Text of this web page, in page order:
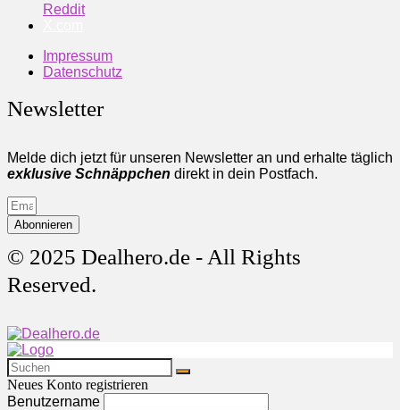
Reddit
Impressum
Datenschutz
Newsletter
Melde dich jetzt für unseren Newsletter an und erhalte täglich
exklusive Schnäppchen direkt in dein Postfach.
Abonnieren
© 2025 Dealhero.de - All Rights
Reserved.
Neues Konto registrieren
Benutzername